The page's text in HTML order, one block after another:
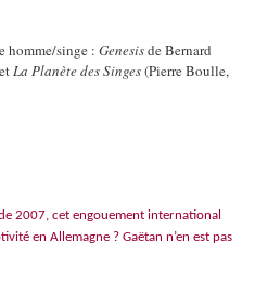
homme/singe : Genesisde Bernard
La Planète des Singes(Pierre Boulle,
2007, cet engouement international
en Allemagne ? Gaëtan n’en est pas